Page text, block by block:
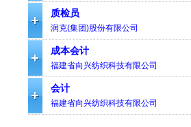
质检员
润克(集团)股份有限公司
成本会计
福建省向兴纺织科技有限公司
会计
福建省向兴纺织科技有限公司